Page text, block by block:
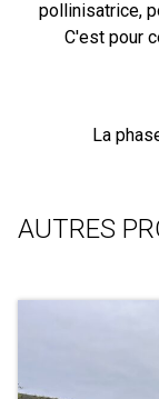
pollinisatrice,
C'est pour
La
AUTRES